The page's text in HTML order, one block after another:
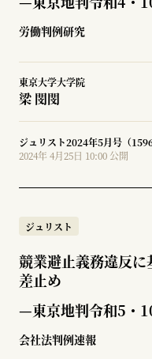
労働判例研究
東京大学大学院
梁 閔閔
ジュリスト2024年5月号（
2024年 4月25日 10:00 公開
ジュリスト
競業避止義務違反
差止め
—東京地判令和5・
会社法判例速報